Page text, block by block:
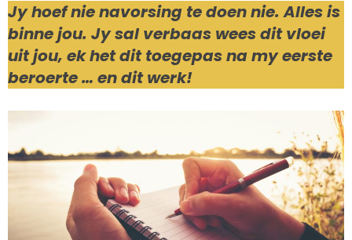
Jy hoef nie navorsing te doen nie. Alles is
binne jou. Jy sal verbaas wees dit vloei
uit jou, ek het dit toegepas na my eerste
beroerte … en dit werk!